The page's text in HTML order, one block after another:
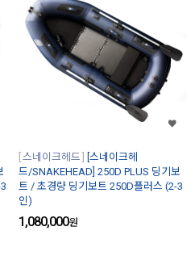
스네이크헤드
[스네이크헤
드/SNAKEHEAD] 250D PLUS 딩기보
트 / 초경량 딩기보트 250D플러스 (2-3
인)
1,080,000원